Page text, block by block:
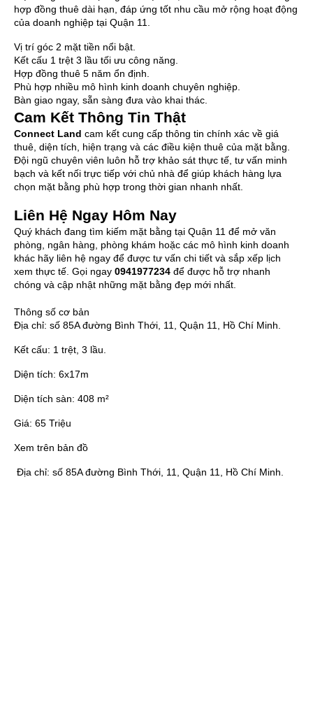
hợp đồng thuê dài hạn, đáp ứng tốt nhu cầu mở rộng hoạt động
của doanh nghiệp tại Quận 11.
Vị trí góc 2 mặt tiền nổi bật.
Kết cấu 1 trệt 3 lầu tối ưu công năng.
Hợp đồng thuê 5 năm ổn định.
Phù hợp nhiều mô hình kinh doanh chuyên nghiệp.
Bàn giao ngay, sẵn sàng đưa vào khai thác.
Cam Kết Thông Tin Thật
Connect Land cam kết cung cấp thông tin chính xác về giá
thuê, diện tích, hiện trạng và các điều kiện thuê của mặt bằng.
Đội ngũ chuyên viên luôn hỗ trợ khảo sát thực tế, tư vấn minh
bạch và kết nối trực tiếp với chủ nhà để giúp khách hàng lựa
chọn mặt bằng phù hợp trong thời gian nhanh nhất.
Liên Hệ Ngay Hôm Nay
Quý khách đang tìm kiếm mặt bằng tại Quận 11 để mở văn
phòng, ngân hàng, phòng khám hoặc các mô hình kinh doanh
khác hãy liên hệ ngay để được tư vấn chi tiết và sắp xếp lịch
xem thực tế. Gọi ngay 0941977234 để được hỗ trợ nhanh
chóng và cập nhật những mặt bằng đẹp mới nhất.
Thông số cơ bản
Địa chỉ: số 85A đường Bình Thới, 11, Quận 11, Hồ Chí Minh.
Kết cấu: 1 trệt, 3 lầu.
Diện tích: 6x17m
Diện tích sàn: 408 m²
Giá: 65 Triệu
Xem trên bản đồ
Địa chỉ: số 85A đường Bình Thới, 11, Quận 11, Hồ Chí Minh.